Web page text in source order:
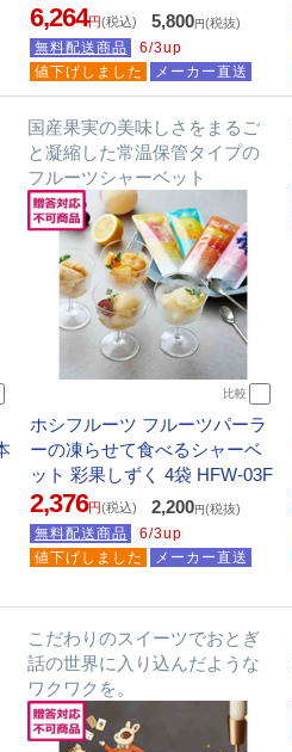
6,264円(税込) 5,800円(税抜)
無料配送商品
6/3up
値下げしました
メーカー直送
国産果実の美味しさをまるご
と凝縮した常温保管タイプの
フルーツシャーベット
比較
ホシフルーツ フルーツパーラ
ーの凍らせて食べるシャーベ
ット 彩果しずく 4袋 HFW-03F
2,376円(税込) 2,200円(税抜)
無料配送商品
6/3up
値下げしました
メーカー直送
こだわりのスイーツでおとぎ
話の世界に入り込んだような
ワクワクを。